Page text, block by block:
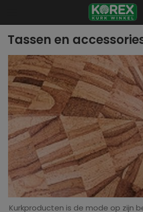
Tassen en
Kurkproducten is de mode op zijn